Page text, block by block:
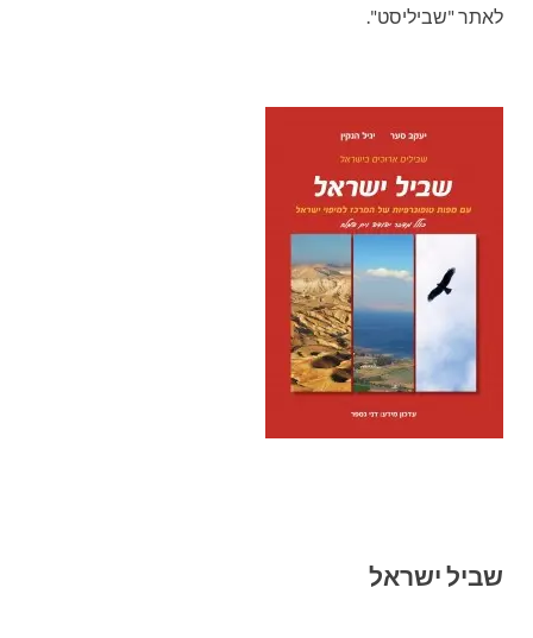
לאתר "שביליסט".
שביל ישראל